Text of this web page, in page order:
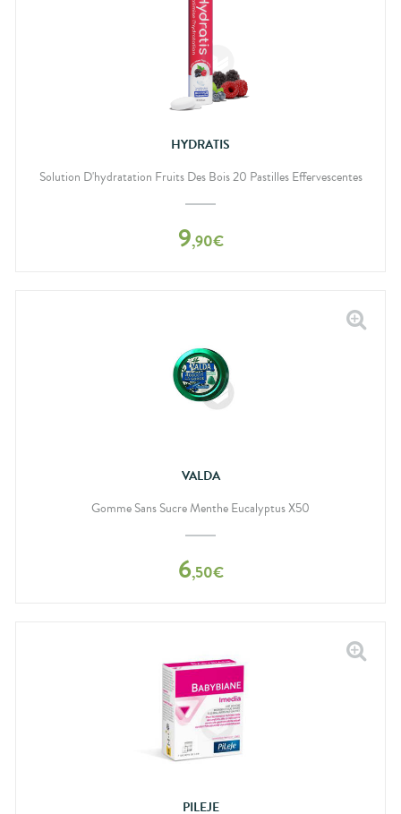
HYDRATIS
Solution D'hydratation Fruits Des Bois 20 Pastilles Effervescentes
9,90€
VALDA
Gomme Sans Sucre Menthe Eucalyptus X50
6,50€
PILEJE